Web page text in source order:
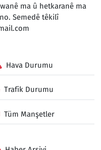
ma û hetkaranê ma
Semedê têkilî
Hava Durumu
Trafik Durumu
Tüm Manşetler